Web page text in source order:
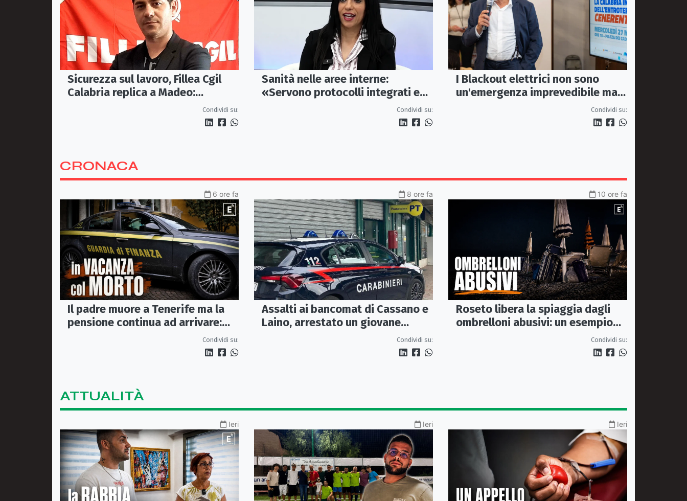
Sicurezza sul lavoro, Fillea Cgil
Calabria replica a Madeo:
«Servono controlli, non incentivi
Condividi su:
Sanità nelle aree interne:
«Servono protocolli integrati e
mezzi dedicati per garantireCondividi su:
I Blackout elettrici non sono
un'emergenza imprevedibile ma
Condividi su:
CRONACA
6 ore fa
Il padre muore a Tenerife ma la
pensione continua ad arrivare:
Condividi su:
8 ore fa
Assalti ai bancomat di Cassano e
Laino, arrestato un giovane
Condividi su:
10 ore fa
Roseto libera la spiaggia dagli
ombrelloni abusivi: un esempio
Condividi su:
ATTUALITÀ
Ieri Ieri Ieri